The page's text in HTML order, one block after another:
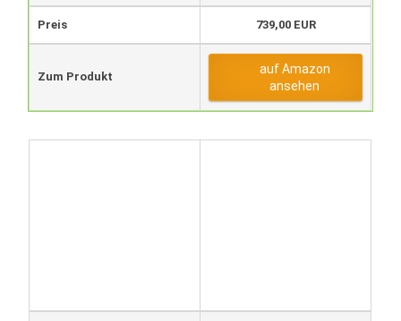
Preis 739,00 EUR
Zum Produkt
auf Amazon
ansehen